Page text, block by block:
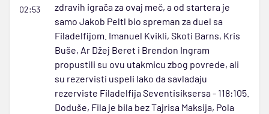
02:53
zdravih igrača za ovaj meč, a od startera je
samo Jakob Peltl bio spreman za duel sa
Filadelfijom. Imanuel Kvikli, Skoti Barns, Kris
Buše, Ar Džej Beret i Brendon Ingram
propustili su ovu utakmicu zbog povrede, ali
su rezervisti uspeli lako da savladaju
rezerviste Filadelfija Seventisiksersa - 118:105.
Doduše, Fila je bila bez Tajrisa Maksija, Pola